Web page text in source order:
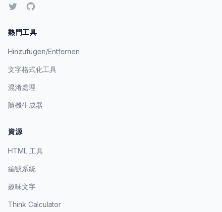
熱門工具
Hinzufügen/Entfernen
文字格式化工具
混淆處理
隨機生成器
資源
HTML 工具
編號系統
趣味文字
Think Calculator